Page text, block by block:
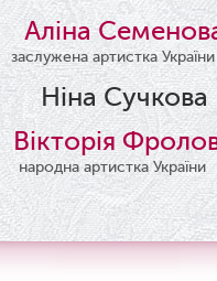
Аліна
заслужена артистка України
Ніна Сучкова
Вікторія
народна артистка України